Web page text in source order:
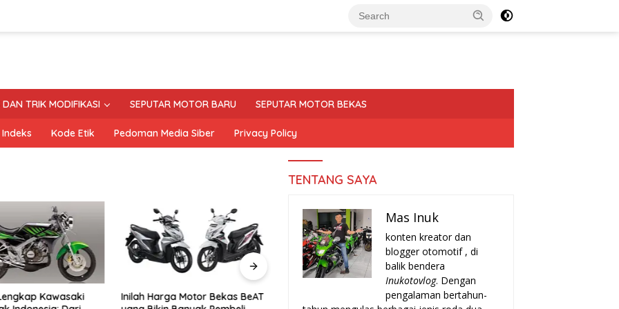
DAN TRIK MODIFIKASI SEPUTAR MOTOR BARU SEPUTAR MOTOR BEKAS
Indeks Kode Etik Pedoman Media Siber Privacy Policy
Kawasaki
Inilah Harga Motor Bekas BeAT
Tanda-Tanda Turun Mesin
Rekomendasi Motor Matic Irit
TENTANG SAYA
Mas Inuk
konten kreator dan
blogger otomotif , di
balik bendera
Inukotovlog. Dengan
pengalaman bertahun-